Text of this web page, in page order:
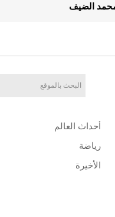
محمد الضيف
أحداث العالم
رياضة
الأخيرة